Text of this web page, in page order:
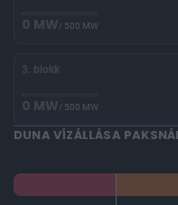
0 MW/ 500 MW
3. blokk
0 MW/ 500 MW
DUNA VÍZÁLLÁSA